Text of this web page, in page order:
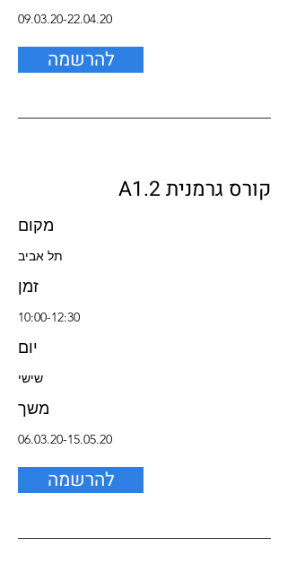
09.03.20-22.04.20
להרשמה
קורס גרמנית A1.2
מקום
תל אביב
זמן
10:00-12:30
יום
שישי
משך
06.03.20-15.05.20
להרשמה